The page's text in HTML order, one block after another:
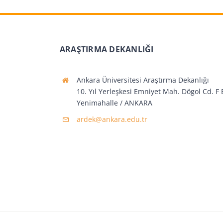
ARAŞTIRMA DEKANLIĞI
Ankara Üniversitesi Araştırma Dekanlığı
10. Yıl Yerleşkesi Emniyet Mah. Dögol Cd. F
Yenimahalle / ANKARA
ardek@ankara.edu.tr